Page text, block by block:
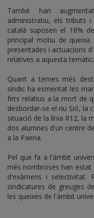
També han
administratiu, els tributs
català suposen el 18%
principal motiu de
presentades i actuacions
relatives a aquesta
Quant a temes més
síndic ha esmentat les
fets relatius a la mort de
desbordar-se el riu Sió, la
situació de la línia R12, la
dos alumnes d'un centre
a la Paeria.
Pel que fa a l'àmbit
més nombroses han estat
d'exàmens i selectivitat.
sindicatures de greuges
les queixes de l'àmbit